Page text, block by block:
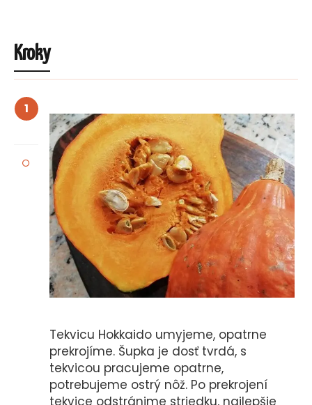
Kroky
1
Tekvicu Hokkaido umyjeme, opatrne
prekrojíme. Šupka je dosť tvrdá, s
tekvicou pracujeme opatrne,
potrebujeme ostrý nôž. Po prekrojení